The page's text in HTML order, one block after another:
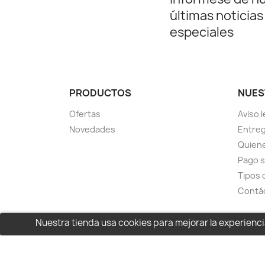
Nuestra tienda usa cookies para mejorar la
últimas
especiales
PRODUCTOS
Ofertas
Novedades
Aviso
Pago
Tipos